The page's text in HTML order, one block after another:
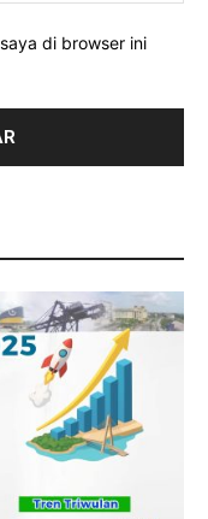
di browser ini